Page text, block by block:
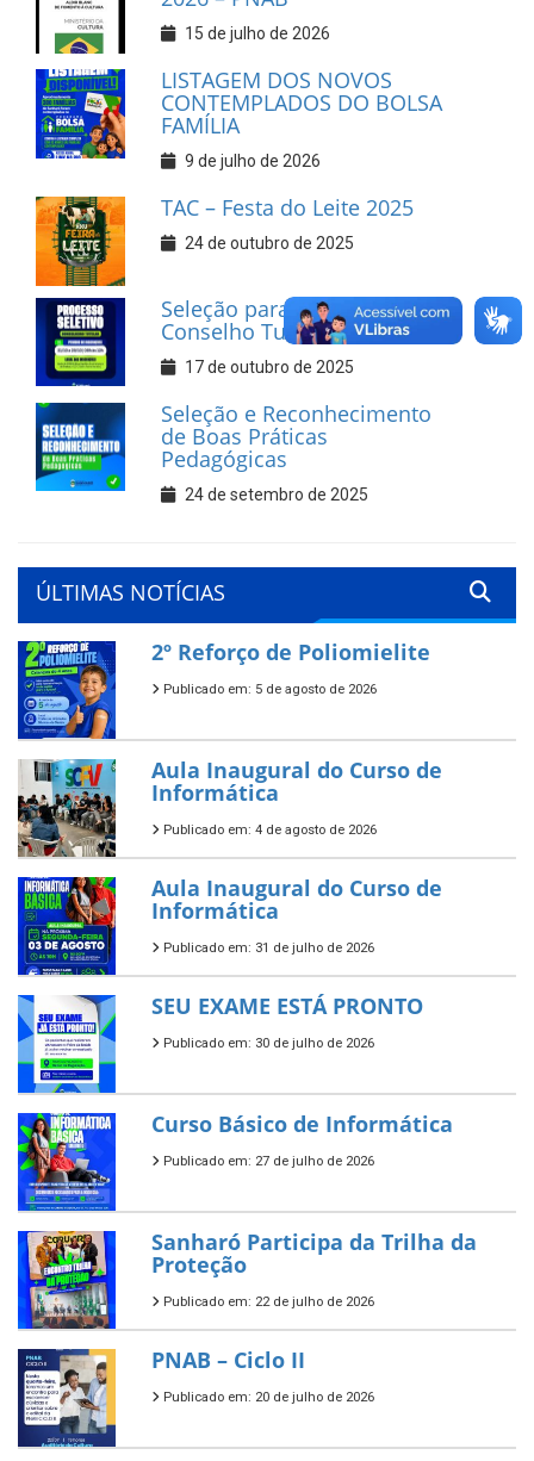
15 de julho de 2026
LISTAGEM DOS NOVOS
CONTEMPLADOS DO BOLSA
FAMÍLIA
9 de julho de 2026
TAC – Festa do Leite 2025
24 de outubro de 2025
Seleção para Suplentes do
Conselho Tutelar
17 de outubro de 2025
Seleção e Reconhecimento
de Boas Práticas
Pedagógicas
24 de setembro de 2025
ÚLTIMAS NOTÍCIAS
2º Reforço de Poliomielite
Publicado em: 5 de agosto de 2026
Aula Inaugural do Curso de
Informática
Publicado em: 4 de agosto de 2026
Aula Inaugural do Curso de
Informática
Publicado em: 31 de julho de 2026
SEU EXAME ESTÁ PRONTO
Publicado em: 30 de julho de 2026
Curso Básico de Informática
Publicado em: 27 de julho de 2026
Sanharó Participa da Trilha da
Proteção
Publicado em: 22 de julho de 2026
PNAB – Ciclo II
Publicado em: 20 de julho de 2026